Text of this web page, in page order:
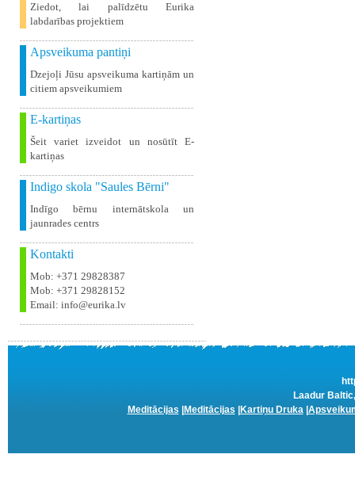
Ziedot, lai palīdzētu Eurika
labdarības projektiem
Apsveikuma pantiņi
Dzejoļi Jūsu apsveikuma kartiņām un
citiem apsveikumiem
E-kartiņas
Šeit variet izveidot un nosūtīt E-
kartiņas
Indigo skola "Saules Bērni"
Indīgo bērnu internātskola un
jaunrades centrs
Kontakti
Mob: +371 29828387
Mob: +371 29828152
Email: info@eurika.lv
Laadur
Meditācijas
Meditācijas Kartiņu Druka|